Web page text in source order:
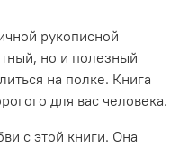
рукописной
но и полезный
на полке. Книга
для вас человека.
с этой книги. Она